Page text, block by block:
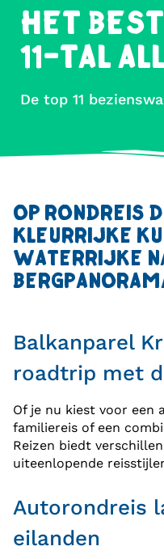
HET
11-TAL
De top 11
OP RONDREIS
KLEURRIJKE
WATERRIJKE
Balkanparel
roadtrip met
Of je nu kiest voor een
familiereis of een
Reizen biedt
uiteenlopende
Autorondreis
eilanden